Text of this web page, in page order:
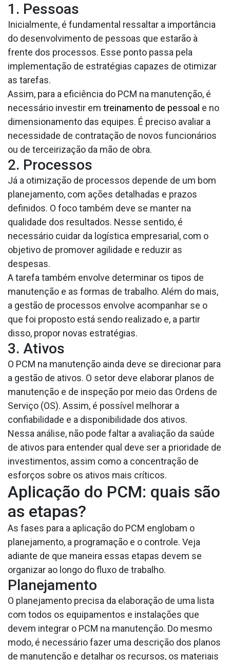
1. Pessoas
Inicialmente, é fundamental ressaltar a importância
do desenvolvimento de pessoas que estarão à
frente dos processos. Esse ponto passa pela
implementação de estratégias capazes de otimizar
as tarefas.
Assim, para a eficiência do PCM na manutenção, é
necessário investir em treinamento de pessoal e no
dimensionamento das equipes. É preciso avaliar a
necessidade de contratação de novos funcionários
ou de terceirização da mão de obra.
2. Processos
Já a otimização de processos depende de um bom
planejamento, com ações detalhadas e prazos
definidos. O foco também deve se manter na
qualidade dos resultados. Nesse sentido, é
necessário cuidar da logística empresarial, com o
objetivo de promover agilidade e reduzir as
despesas.
A tarefa também envolve determinar os tipos de
manutenção e as formas de trabalho. Além do mais,
a gestão de processos envolve acompanhar se o
que foi proposto está sendo realizado e, a partir
disso, propor novas estratégias.
3. Ativos
O PCM na manutenção ainda deve se direcionar para
a gestão de ativos. O setor deve elaborar planos de
manutenção e de inspeção por meio das Ordens de
Serviço (OS). Assim, é possível melhorar a
confiabilidade e a disponibilidade dos ativos.
Nessa análise, não pode faltar a avaliação da saúde
de ativos para entender qual deve ser a prioridade de
investimentos, assim como a concentração de
esforços sobre os ativos mais críticos.
Aplicação do PCM: quais são
as etapas?
As fases para a aplicação do PCM englobam o
planejamento, a programação e o controle. Veja
adiante de que maneira essas etapas devem se
organizar ao longo do fluxo de trabalho.
Planejamento
O planejamento precisa da elaboração de uma lista
com todos os equipamentos e instalações que
devem integrar o PCM na manutenção. Do mesmo
modo, é necessário fazer uma descrição dos planos
de manutenção e detalhar os recursos, os materiais